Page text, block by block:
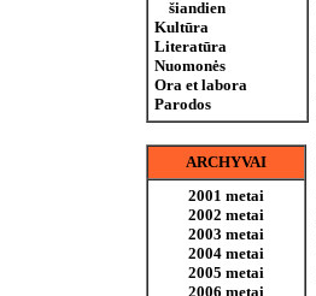
šiandien
Kultūra
Literatūra
Nuomonės
Ora et labora
Parodos
ARCHYVAI
2001 metai
2002 metai
2003 metai
2004 metai
2005 metai
2006 metai